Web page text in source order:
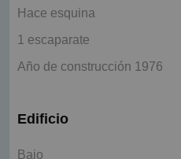
Hace esquina
1 escaparate
Año de construcción 1976
Edificio
Bajo